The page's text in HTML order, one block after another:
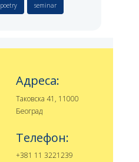
poetry seminar
Адреса:
Таковска 41, 11000
Београд
Телефон:
+381 11 3221239